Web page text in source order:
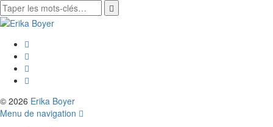
© 2026 Erika Boyer
Menu de navigation